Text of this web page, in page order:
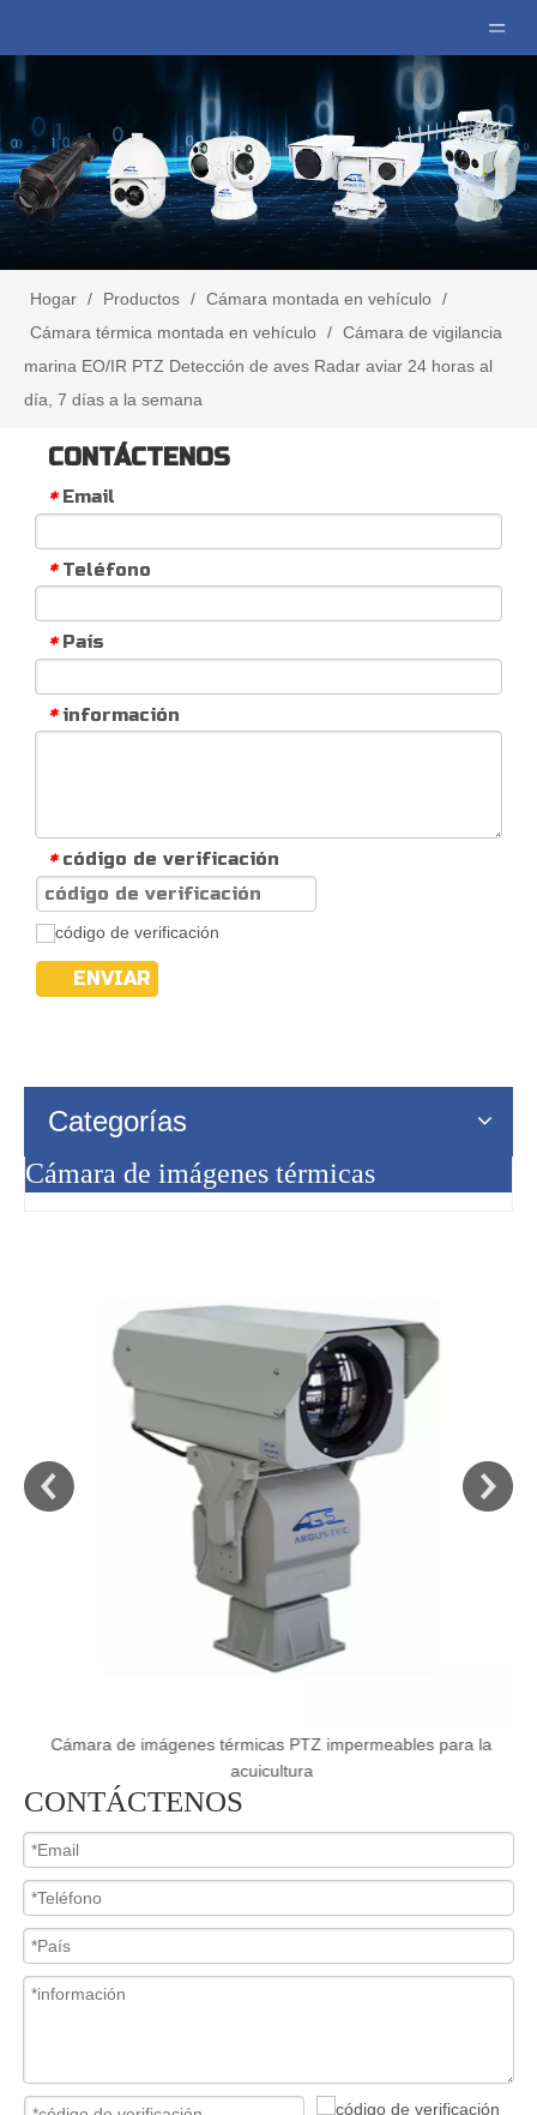
Hogar / Productos / Cámara montada en vehículo /
Cámara térmica montada en vehículo / Cámara de vigilancia
marina EO/IR PTZ Detección de aves Radar aviar 24 horas al
día, 7 días a la semana
CONTÁCTENOS
* Email
* Teléfono
* País
* información
* código de verificación
ENVIAR
Categorías
Cámara de imágenes térmicas
Cámara de imágenes térmicas PTZ impermeables para la
acuicultura
CONTÁCTENOS